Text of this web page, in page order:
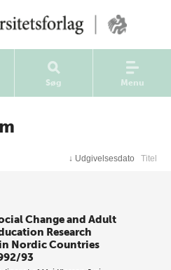
Søg Menu
↓ Udgivelsesdato Titel
Change and Adult
Research
Nordic Countries
93